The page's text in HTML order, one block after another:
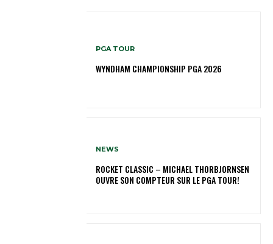
PGA TOUR
WYNDHAM CHAMPIONSHIP PGA 2026
NEWS
ROCKET CLASSIC – MICHAEL THORBJORNSEN
OUVRE SON COMPTEUR SUR LE PGA TOUR!